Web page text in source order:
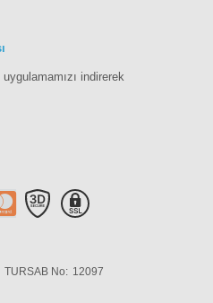
indirerek
TURSAB No: 12097